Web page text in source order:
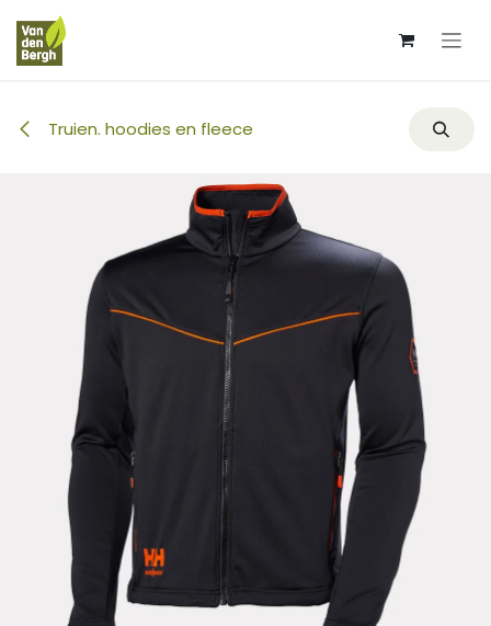
Overslaan naar inhoud
Truien. hoodies en fleece